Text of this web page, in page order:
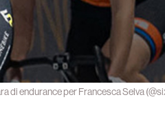
di endurance per Francesca Selva